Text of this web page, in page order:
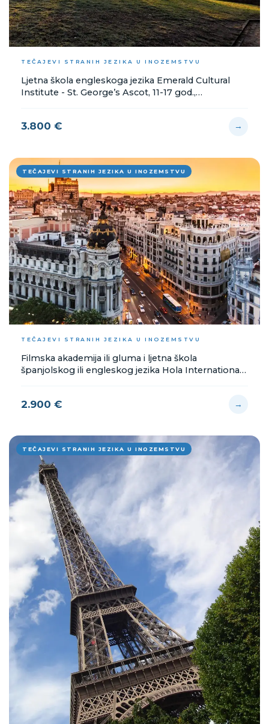
TEČAJEVI STRANIH JEZIKA U INOZEMSTVU
Ljetna škola engleskoga jezika Emerald Cultural
Institute - St. George’s Ascot, 11-17 god.,
3.800 € →
TEČAJEVI STRANIH JEZIKA U INOZEMSTVU
TEČAJEVI STRANIH JEZIKA U INOZEMSTVU
Filmska akademija ili gluma i ljetna škola
španjolskog ili engleskog jezika Hola International
2.900 € →
TEČAJEVI STRANIH JEZIKA U INOZEMSTVU